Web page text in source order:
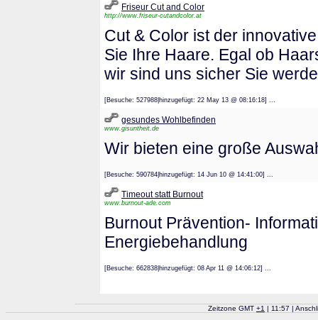
Friseur Cut and Color
http://www.friseur-cutandcolor.at
Cut & Color ist der
Sie Ihre Haare. Egal ob
wir sind uns sicher Sie
[Besuche: 527988|hinzugefügt: 22 May 13 @ 08:16:18] ...
gesundes Wohlbefinden
www.gisuntheit.de
Wir bieten eine große
[Besuche: 590784|hinzugefügt: 14 Jun 10 @ 14:41:00] ...
Timeout statt Burnout
www.burnout-ade.com
Burnout Prävention-
Energiebehandlung
[Besuche: 662838|hinzugefügt: 08 Apr 11 @ 14:06:12] ...
Zeitzone GMT +1 | 11:57 |